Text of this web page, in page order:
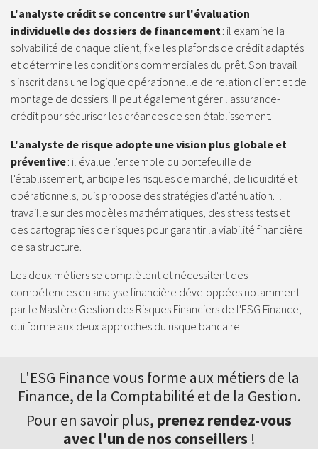
L'analyste crédit se concentre sur l'évaluation
individuelle des dossiers de financement : il examine la
solvabilité de chaque client, fixe les plafonds de crédit adaptés
et détermine les conditions commerciales du prêt. Son travail
s'inscrit dans une logique opérationnelle de relation client et de
montage de dossiers. Il peut également gérer l'assurance-
crédit pour sécuriser les créances de son établissement.
L'analyste de risque adopte une vision plus globale et
préventive: il évalue l'ensemble du portefeuille de
l'établissement, anticipe les risques de marché, de liquidité et
opérationnels, puis propose des stratégies d'atténuation. Il
travaille sur des modèles mathématiques, des stress tests et
des cartographies de risques pour garantir la viabilité financière
de sa structure.
Les deux métiers se complètent et nécessitent des
compétences en analyse financière développées notamment
par le Mastère Gestion des Risques Financiers de l'ESG Finance,
qui forme aux deux approches du risque bancaire.
L'ESG Finance vous forme aux métiers de la
Finance, de la Comptabilité et de la Gestion.
Pour en savoir plus, prenez rendez-vous
avec l'un de nos conseillers !